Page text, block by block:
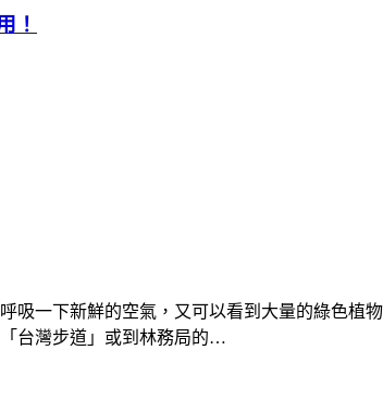
！
吸一下新鮮的空氣，又可以看到大量的綠色
台灣步道」或到林務局的…